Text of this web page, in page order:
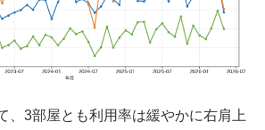
、3部屋とも利用率は緩やかに右肩上